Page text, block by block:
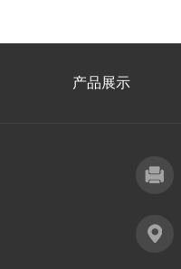
产品展示